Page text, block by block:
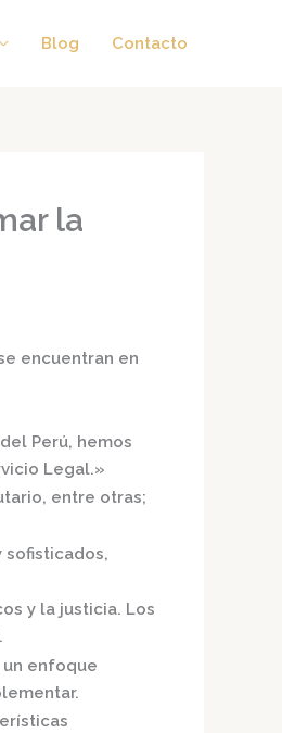
Blog Contacto
la
encuentran en
Perú, hemos
Legal.»
entre otras;
sofisticados,
y la justicia. Los
enfoque